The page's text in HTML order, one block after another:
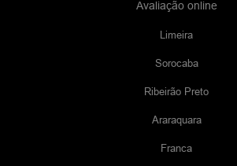
Avaliação online
Limeira
Sorocaba
Ribeirão Preto
Araraquara
Franca